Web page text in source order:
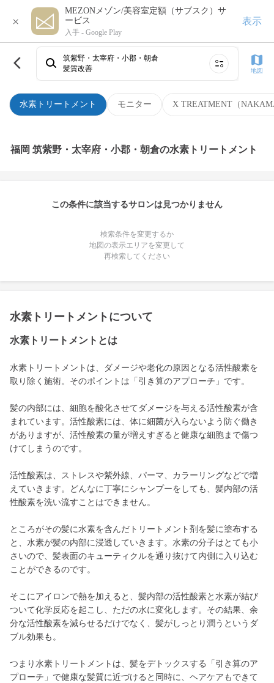
×
MEZONメゾン/美容室定額（サブスク）サ
ービス
入手 - Google Play
表示
水素トリートメント モニター X TREATMENT（
筑紫野・太宰府・小郡・朝倉
髪質改善
地図
福岡 筑紫野・太宰府・小郡・朝倉の水素トリートメント
この条件に該当するサロンは見つかりません
検索条件を変更するか
地図の表示エリアを変更して
再検索してください
水素トリートメントについて
水素トリートメントとは
水素トリートメントは、ダメージや老化の原因となる活性酸素を
取り除く施術。そのポイントは「引き算のアプローチ」です。
髪の内部には、細胞を酸化させてダメージを与える活性酸素が含
まれています。活性酸素には、体に細菌が入らないよう防ぐ働き
がありますが、活性酸素の量が増えすぎると健康な細胞まで傷つ
けてしまうのです。
活性酸素は、ストレスや紫外線、パーマ、カラーリングなどで増
えていきます。どんなに丁寧にシャンプーをしても、髪内部の活
性酸素を洗い流すことはできません。
ところがその髪に水素を含んだトリートメント剤を髪に塗布する
と、水素が髪の内部に浸透していきます。水素の分子はとても小
さいので、髪表面のキューティクルを通り抜けて内側に入り込む
ことができるのです。
そこにアイロンで熱を加えると、髪内部の活性酸素と水素が結び
ついて化学反応を起こし、ただの水に変化します。その結果、余
分な活性酸素を減らせるだけでなく、髪がしっとり潤うというダ
ブル効果も。
つまり水素トリートメントは、髪をデトックスする「引き算のア
プローチ」で健康な髪質に近づけると同時に、ヘアケアもできて